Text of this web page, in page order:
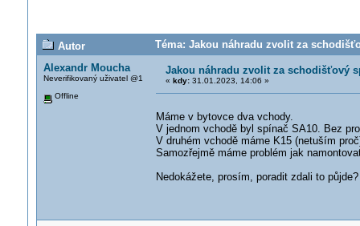
Autor
Téma: Jakou náhradu zvolit za
Alexandr Moucha
Neverifikovaný uživatel @1
Offline
Jakou náhradu zvolit za schodišťový
« kdy:31.01.2023, 14:06 »
Máme v bytovce dva vchody.
V jednom vchodě byl spínač SA10. Bez
V druhém vchodě máme K15 (netuším
Samozřejmě máme problém jak
Nedokážete, prosím, poradit zdali to půjde?